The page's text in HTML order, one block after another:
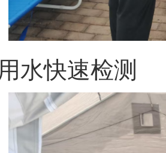
水快速检测